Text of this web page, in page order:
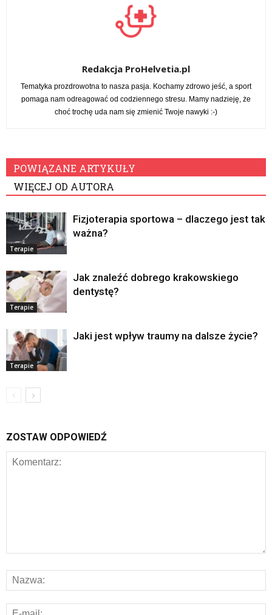
Redakcja ProHelvetia.pl
Tematyka prozdrowotna to nasza pasja. Kochamy zdrowo jeść, a sport
pomaga nam odreagować od codziennego stresu. Mamy nadzieję, że
choć trochę uda nam się zmienić Twoje nawyki :-)
POWIĄZANE ARTYKUŁY
WIĘCEJ OD AUTORA
Terapie
Fizjoterapia sportowa – dlaczego jest tak
ważna?
Terapie
Jak znaleźć dobrego krakowskiego
dentystę?
Terapie
Jaki jest wpływ traumy na dalsze życie?
ZOSTAW ODPOWIEDŹ